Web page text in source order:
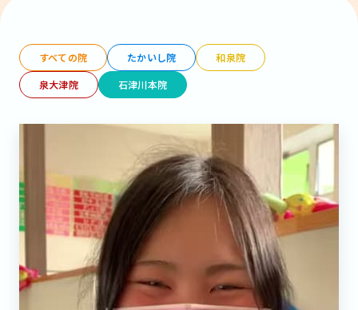
すべての院 たかいし院
和泉院
泉大津院
石津川本院